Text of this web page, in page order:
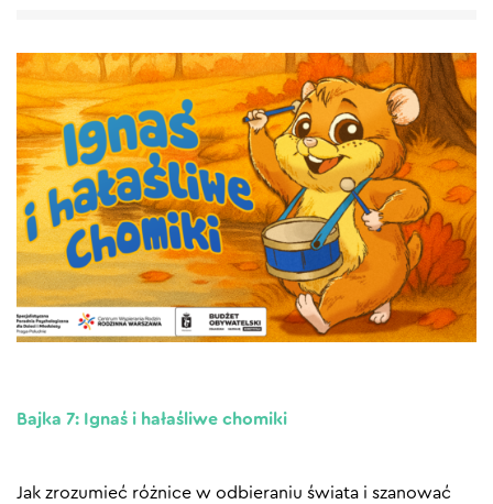
Bajka 7: Ignaś i hałaśliwe chomiki
Jak zrozumieć różnice w odbieraniu świata i szanować